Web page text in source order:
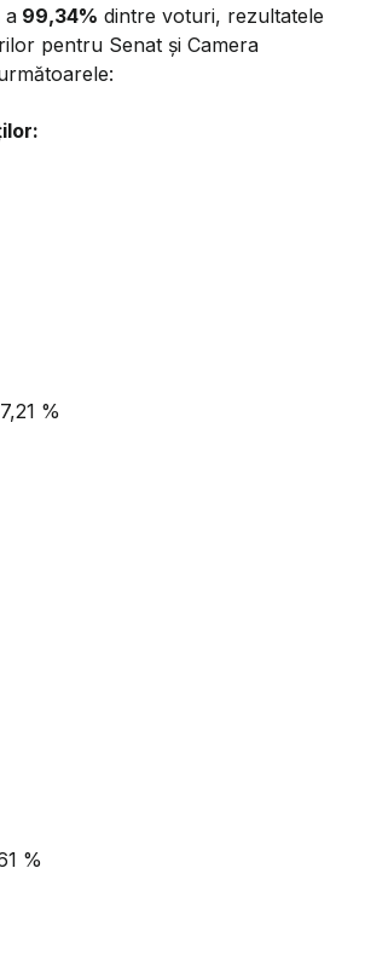
a 99,34% dintre voturi, rezultatele
pentru Senat și Camera
%
%